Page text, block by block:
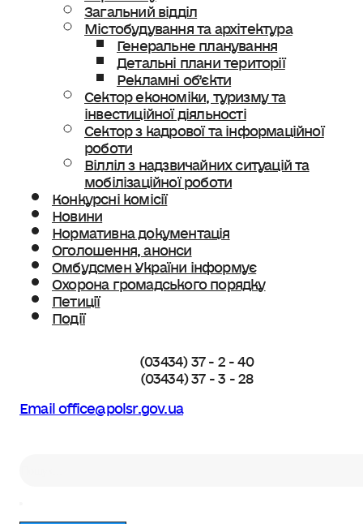
Загальний відділ
Містобудування та архітектура
Генеральне планування
Детальні плани території
Рекламні об’єкти
Сектор економіки, туризму та
інвестиційної діяльності
Сектор з кадрової та інформаційної
роботи
Вілліл з надзвичайних ситуацій та
мобілізаційної роботи
Конкурсні комісії
Новини
Нормативна документація
Оголошення, анонси
Омбудсмен України інформує
Охорона громадського порядку
Петиції
Події
(03434) 37 - 2 - 40
(03434) 37 - 3 - 28
Email office@polsr.gov.ua